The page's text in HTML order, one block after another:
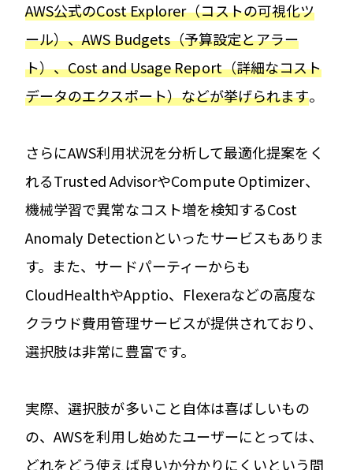
AWS公式のCost Explorer（コストの可視化ツ
ール）、AWS Budgets（予算設定とアラー
ト）、Cost and Usage Report（詳細なコスト
データのエクスポート）などが挙げられます​。
さらにAWS利用状況を分析して最適化提案をく
れるTrusted AdvisorやCompute Optimizer、
機械学習で異常なコスト増を検知するCost
Anomaly Detectionといったサービスもありま
す。また、サードパーティーからも
CloudHealthやApptio、Flexeraなどの高度な
クラウド費用管理サービスが提供されており​、
選択肢は非常に豊富です。
実際、選択肢が多いこと自体は喜ばしいもの
の、AWSを利用し始めたユーザーにとっては、
どれをどう使えば良いか分かりにくいという問